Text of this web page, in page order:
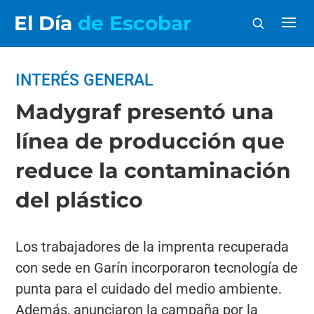
El Día de Escobar
INTERÉS GENERAL
Madygraf presentó una
línea de producción que
reduce la contaminación
del plástico
Los trabajadores de la imprenta recuperada
con sede en Garín incorporaron tecnología de
punta para el cuidado del medio ambiente.
Además, anunciaron la campaña por la